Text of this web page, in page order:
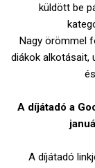
küldött be
Nagy örömmel
diákok alkotásait,
A díjátadó a
A díjátadó